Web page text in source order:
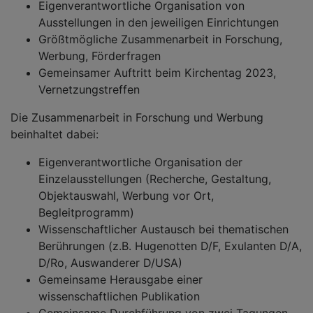
Eigenverantwortliche Organisation von
Ausstellungen in den jeweiligen Einrichtungen
Größtmögliche Zusammenarbeit in Forschung,
Werbung, Förderfragen
Gemeinsamer Auftritt beim Kirchentag 2023,
Vernetzungstreffen
Die Zusammenarbeit in Forschung und Werbung
beinhaltet dabei:
Eigenverantwortliche Organisation der
Einzelausstellungen (Recherche, Gestaltung,
Objektauswahl, Werbung vor Ort,
Begleitprogramm)
Wissenschaftlicher Austausch bei thematischen
Berührungen (z.B. Hugenotten D/F, Exulanten D/A,
D/Ro, Auswanderer D/USA)
Gemeinsame Herausgabe einer
wissenschaftlichen Publikation